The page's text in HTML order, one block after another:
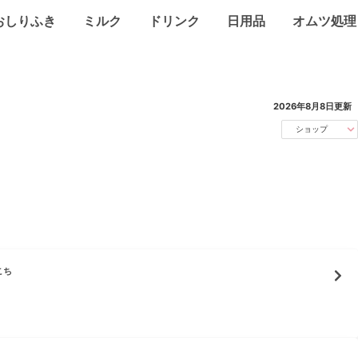
しりふき ミルク ドリンク 日用品 オムツ処理
2026年8月8日更新
ショップ
ち